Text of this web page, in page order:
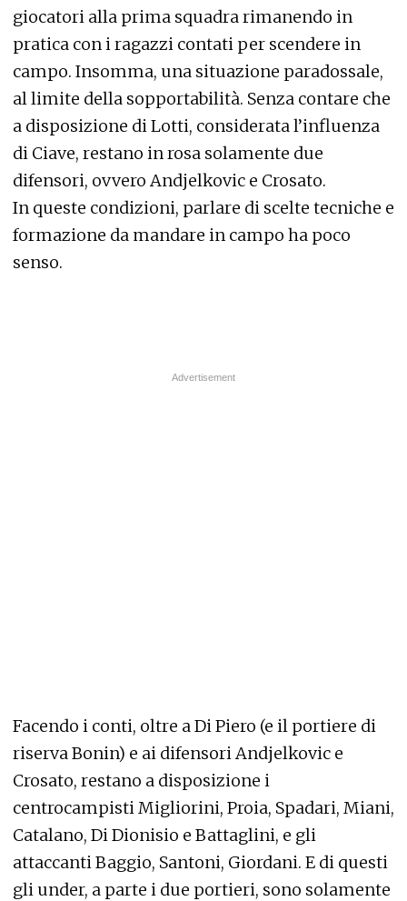
giocatori alla prima squadra rimanendo in
pratica con i ragazzi contati per scendere in
campo. Insomma, una situazione paradossale,
al limite della sopportabilità. Senza contare che
a disposizione di Lotti, considerata l’influenza
di Ciave, restano in rosa solamente due
difensori, ovvero Andjelkovic e Crosato.
In queste condizioni, parlare di scelte tecniche e
formazione da mandare in campo ha poco
senso.
Facendo i conti, oltre a Di Piero (e il portiere di
riserva Bonin) e ai difensori Andjelkovic e
Crosato, restano a disposizione i
centrocampisti Migliorini, Proia, Spadari, Miani,
Catalano, Di Dionisio e Battaglini, e gli
attaccanti Baggio, Santoni, Giordani. E di questi
gli under, a parte i due portieri, sono solamente